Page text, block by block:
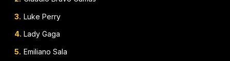
Luke Perry
Lady Gaga
Emiliano Sala